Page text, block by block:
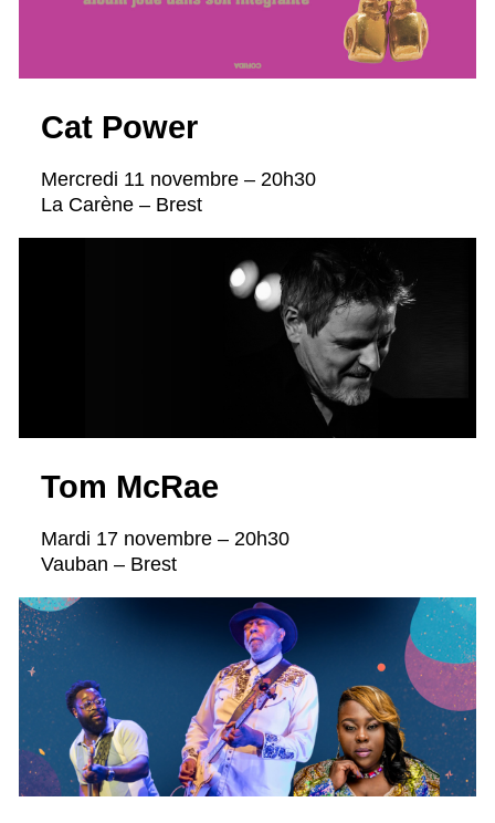
Cat Power
Mercredi 11 novembre – 20h30
La Carène – Brest
Tom McRae
Mardi 17 novembre – 20h30
Vauban – Brest